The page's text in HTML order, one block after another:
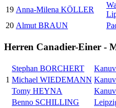
19 Anna-Milena KÖLLER
20 Almut BRAUN
Herren Canadier-Einer -
1
Stephan BORCHERT
Michael WIEDEMANN
Tomy HEYNA
Benno SCHILLING